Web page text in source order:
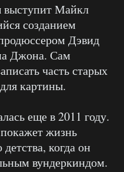
Майкл
созданием
Дэвид
Джона. Сам
часть старых
картины.
еще в 2011 году.
жизнь
когда он
вундеркиндом.